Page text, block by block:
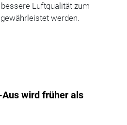
Luftqualität zum
gewährleistet werden.
wird früher als